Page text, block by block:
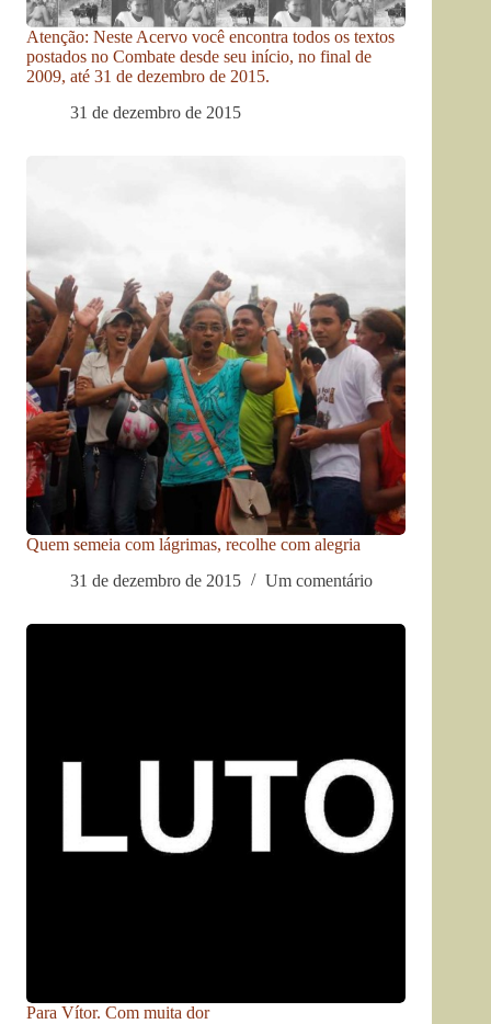
Atenção: Neste Acervo você encontra todos os textos
postados no Combate desde seu início, no final de
2009, até 31 de dezembro de 2015.
31 de dezembro de 2015
Quem semeia com lágrimas, recolhe com alegria
31 de dezembro de 2015
Um comentário
Para Vítor. Com muita dor